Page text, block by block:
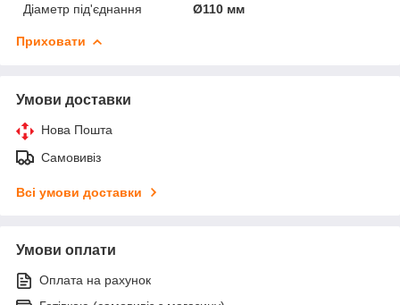
Діаметр під'єднання
Ø110 мм
Приховати
Умови доставки
Нова Пошта
Самовивіз
Всі умови доставки
Умови оплати
Оплата на рахунок